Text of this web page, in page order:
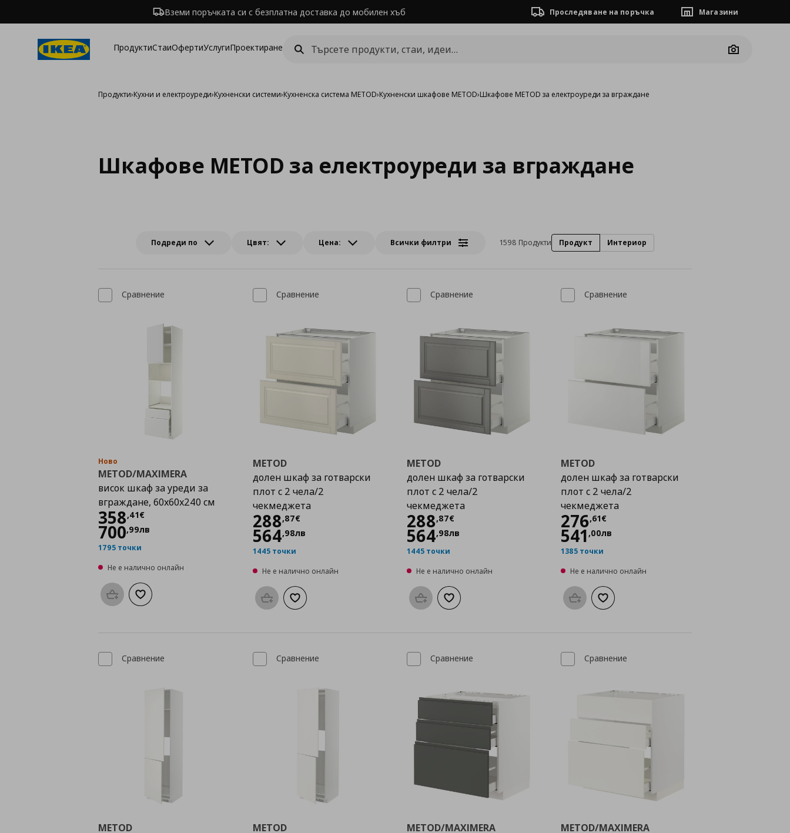
Вземи поръчката си с безплатна доставка до мобилен хъб Проследяване на поръчка Магазини
ПродуктиСтаиОфертиУслугиПроектиране
Camera
Продукти›Кухни и електроуреди›Кухненски системи›Кухненска система METOD›Кухненски шкафове METOD›Шкафове METOD за електроуреди за вграждане
Шкафове METOD за електроуреди за вграждане
Подреди по Цвят: Цена: Всички филтри 1598 Продукти Продукт Интериор
Сравнение
Ново
METOD/MAXIMERA
висок шкаф за уреди за
вграждане, 60x60x240 см
358,41€
Цена
700,99лв
1795 точки
Не е налично онлайн
Προσθήκη στο καλάθι
Добави към списъка с любими
Сравнение
METOD
долен шкаф за готварски
плот с 2 чела/2
чекмеджета
288,87€
Цена288,87 €
564,98лв
1445 точки
Не е налично онлайн
Προσθήκη στο καλάθι
Добави към списъка с любими
Сравнение
METOD
долен шкаф за готварски
плот с 2 чела/2
чекмеджета
288,87€
Цена288,87 €
564,98лв
1445 точки
Не е налично онлайн
Προσθήκη στο καλάθι
Добави към списъка с любими
Сравнение
METOD
долен шкаф за готварски
плот с 2 чела/2
чекмеджета
276,61€
Цена
541,00лв
1385 точки
Не е налично онлайн
Προσθήκη στο καλάθι
Добави към списъка с любими
Сравнение
METOD
Сравнение
METOD
Сравнение
METOD/MAXIMERA
Сравнение
METOD/MAXIMERA